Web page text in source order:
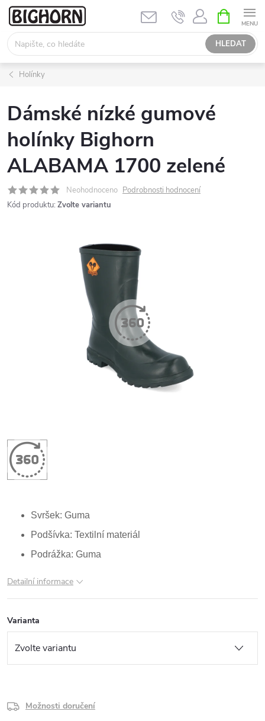
Přejít
obsah
HLEDAT
NÁKUPNÍ
KOŠÍK
Holínky
Dámské nízké gumové
holínky Bighorn
ALABAMA 1700 zelené
Neohodnoceno Podrobnosti hodnocení
Kód produktu: Zvolte variantu
Svršek: Guma
Podšívka: Textilní materiál
Podrážka: Guma
Detailní informace
Varianta
Možnosti doručení